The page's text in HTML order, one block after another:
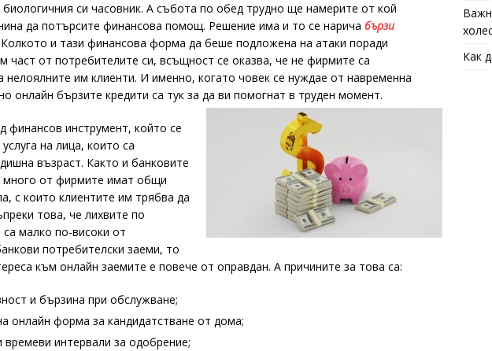
биологичния си часовник. А събота по обед трудно ще намерите от кой
да потърсите финансова помощ. Решение има и то се нарича бързи
и тази финансова форма да беше подложена на атаки поради
част от потребителите си, всъщност се оказва, че не фирмите са
нелоялните им клиенти. И именно, когато човек се нуждае от навременна
онлайн бързите кредити са тук за да ви помогнат в труден момент.
финансов инструмент, който се
на лица, които са
възраст. Както и банковите
много от фирмите имат общи
с които клиентите им трябва да
това, че лихвите по
малко по-високи от
потребителски заеми, то
към онлайн заемите е повече от оправдан. А причините за това са:
и бързина при обслужване;
онлайн форма за кандидатстване от дома;
интервали за одобрение;
Как